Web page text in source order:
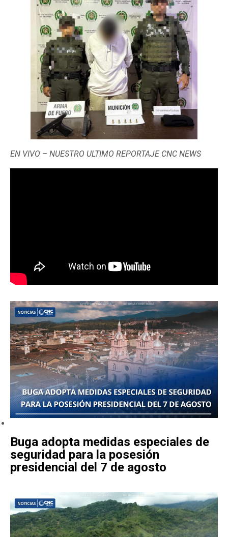
EN VIVO – NUESTRO ULTIMO REPORTAJE CNC NEWS
Buga adopta medidas especiales de
seguridad para la posesión
presidencial del 7 de agosto